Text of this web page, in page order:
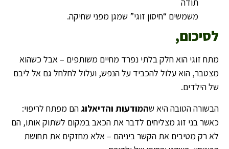
תודה
משמשים “חיסון זוגי” שמגן מפני שחיקה.
לסיכום,
מתח זוגי הוא חלק בלתי נפרד מחיים משותפים – אבל כשהוא
מצטבר, הוא עלול להכביד על הנפש, ועלול לחלחל גם אל ליבם
של הילדים.
הבשורה הטובה היא שהמודעות והדיאלוגהם מפתח לריפוי:
כאשר בני זוג מצליחים לדבר את הכאב במקום לשתוק אותו, הם
לא רק מטיבים את הקשר ביניהם – אלא מחזקים את תחושת